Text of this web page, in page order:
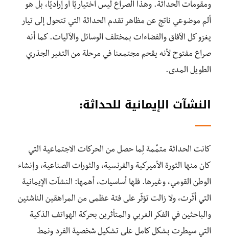
ومقومات الحداثة. وهذا الصراع ليس اختياريًا أو إراديًا، بل هو
ألم موضوعي ناتج عن مظاهر تقدم الحداثة التي تتحول إلى تيار
يغزو كل الآفاق والفضاءات بمختلف الوسائل والآليات. كما أنه
صراع مفتوح لأنه يقحم مجتمعنا في مرحلة من التغير الجذري
الطويل المدى.
النشآت الإيمانية للحداثة:
كانت الحداثة متمِّمة لِما حصل من الحركات الاجتماعية التي
كان منها الثورة الأميركية والفرنسية، والثورات الصناعية، وإنشاء
الوطن القومي، وغيرها. فلها أساسيات، أهمها: النشآت الإيمانية
التي أثّرت، ولا زالت تؤثّر على فئة عظمى من المراهقين الناشئين
والباحثين في الفكر الغربي والمتأثرين بحركة الهواتف الذكية
التي سيطرت بشكل كامل على تشكيل شخصية الفرد ونمط